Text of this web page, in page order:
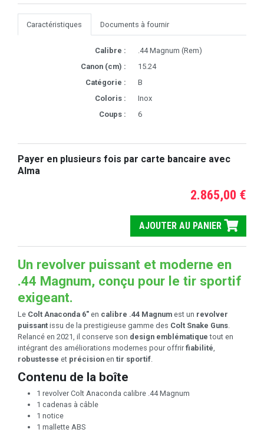
Caractéristiques Documents à fournir
Calibre :
.44 Magnum (Rem)
Canon (cm) :
15.24
Catégorie :
B
Coloris :
Inox
Coups :
6
Payer en plusieurs fois par carte bancaire avec
Alma
2.865,00 €
AJOUTER AU PANIER
Un revolver puissant et moderne en
.44 Magnum, conçu pour le tir sportif
exigeant.
Le Colt Anaconda 6" en calibre .44 Magnum est un revolver
puissant issu de la prestigieuse gamme des Colt Snake Guns
Relancé en 2021, il conserve son design emblématique tout en
intégrant des améliorations modernes pour offrir fiabilité
robustesse et précision en tir sportif
Contenu de la boîte
1 revolver Colt Anaconda calibre .44 Magnum
1 cadenas à câble
1 notice
1 mallette ABS